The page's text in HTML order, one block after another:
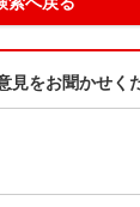
見をお聞かせく